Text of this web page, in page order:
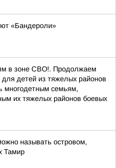
«Бандероли»
в зоне СВО!. Продолжаем
детей из тяжелых районов
семьям,
их тяжелых районов боевых
называть островом,
Тамир